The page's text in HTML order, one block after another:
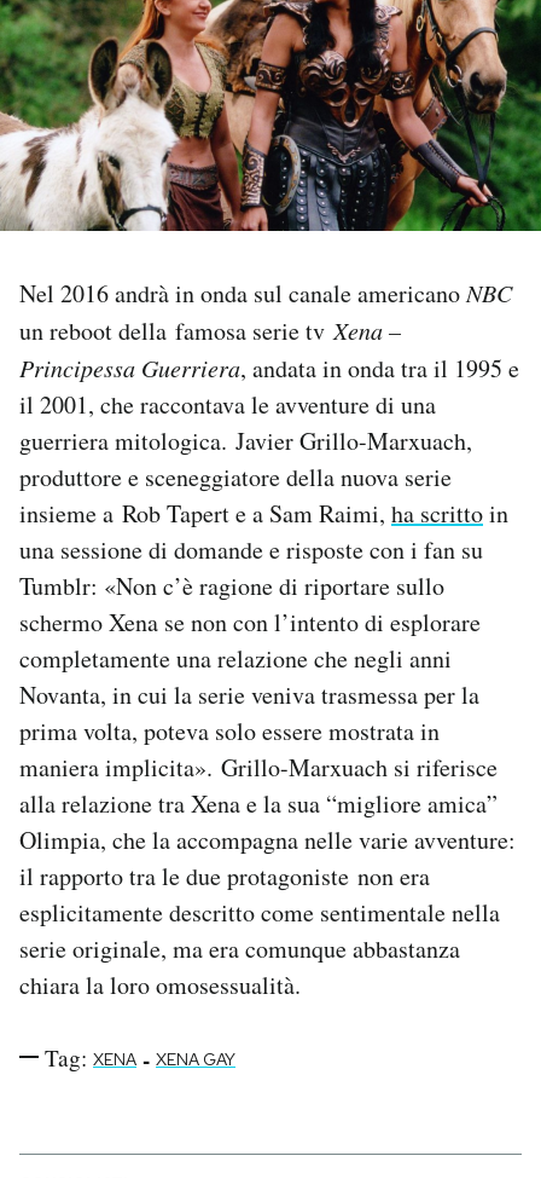
PODCAST
NEWSLETTER
I MIEI PREFERITI
SHOP
CALENDARIO
AREA PERSONALE
Newsletter
Notifiche mobile
Regala il Post
Hai bisogno di aiuto?
Esci
Nel 2016 andrà in onda sul canale americanoNBC
un reboot della famosa serie tvXena –
Principessa Guerriera, andata in onda tra il 1995 e
il 2001, che raccontava le avventure di una
guerriera mitologica. Javier Grillo-Marxuach,
produttore e sceneggiatore della nuova serie
insieme a Rob Tapert e a Sam Raimi, ha scrittoin
una sessione di domande e risposte con i fan su
Tumblr: «Non c’è ragione di riportare sullo
schermo Xena se non con l’intento di esplorare
completamente una relazione che negli anni
Novanta, in cui la serie veniva trasmessa per la
prima volta, poteva solo essere mostrata in
maniera implicita». Grillo-Marxuach si riferisce
alla relazione tra Xena e la sua “migliore amica”
Olimpia, che la accompagna nelle varie avventure:
il rapporto tra le due protagoniste non era
esplicitamente descritto come sentimentale nella
serie originale, ma era comunque abbastanza
chiara la loro omosessualità.
Tag: XENA - XENA GAY